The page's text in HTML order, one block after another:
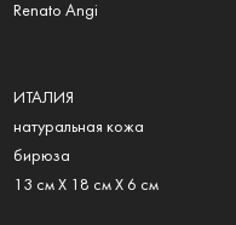
Renato Angi
ИТАЛИЯ
натуральная кожа
бирюза
13 см Х 18 см Х 6 см